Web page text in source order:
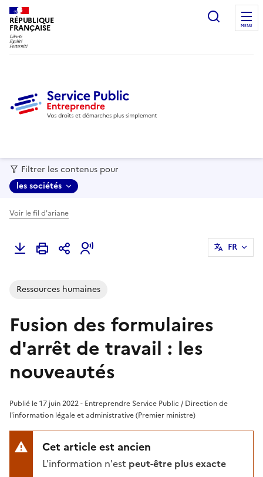
RÉPUBLIQUE
FRANÇAISE MENU
Filtrer les contenus pour
les sociétés
Voir le fil d'ariane
FR
Ressources humaines
Fusion des formulaires
d'arrêt de travail : les
nouveautés
Publié le 17 juin 2022 - Entreprendre Service Public / Direction de
l'information légale et administrative (Premier ministre)
Cet article est ancien
L'information n'est peut-être plus exacte